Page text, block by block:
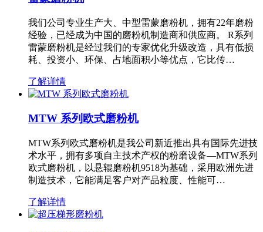
我们公司专业生产大、中型雷蒙磨粉机，拥有22年磨粉
经验，已经成为中国的磨粉机制造商和供应商。 R系列
雷蒙磨粉机是经过我们的专家优化升级改造，具有低损
耗、投资小、环保、占地面积小等优点，它比传…
了解详情
MTW 系列欧式磨粉机
MTW系列欧式磨粉机是我公司新近推出具有国际先进技
术水平，拥有多项自主技术产权的粉磨设备—MTW系列
欧式磨粉机，以悬辊磨粉机9518为基础，采用欧洲先进
制造技术，它能满足客户对产品粒度、性能可…
了解详情